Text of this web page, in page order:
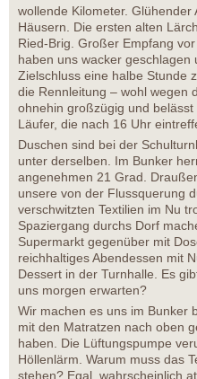
wollende Kilometer.
Häusern. Die ersten alten
Ried-Brig. Großer Empfang
haben uns wacker geschlagen
Zielschluss eine halbe Stunde
die Rennleitung – wohl wegen
ohnehin großzügig und
Läufer, die nach 16 Uhr
Duschen sind bei der
unter derselben. Im Bunker
angenehmen 21 Grad.
unsere von der Flussquerung
verschwitzten Textilien im Nu
Spaziergang durchs Dorf
Supermarkt gegenüber mit
reichhaltiges Abendessen mit
Dessert in der Turnhalle. Es
uns morgen erwarten?
Wir machen es uns im Bunker
mit den Matratzen nach oben
haben. Die Lüftungspumpe
Höllenlärm. Warum muss das
stehen? Egal, wahrscheinlich